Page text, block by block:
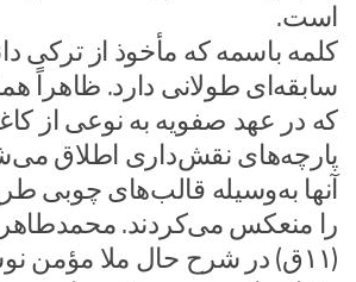
است.
کلمه باسمه که مأخوذ از ترکی
سابقه‌ای طولانی دارد. ظاهراً
که در عهد صفویه به نوعی از
پارچه‌های نقش‌داری اطلاق
آنها به‌وسیله قالب‌های چوبی
را منعکس می‌کردند. محمدطاهر
(۱۱ق) در شرح حال ملا مؤمن